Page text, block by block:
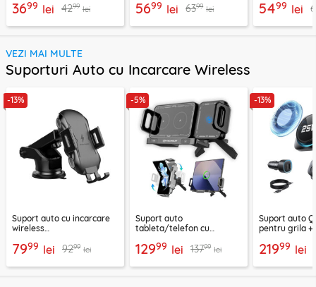
3699 lei 4299 lei 5699 lei 6399 lei 5499 lei
VEZI MAI MULTE
Suporturi Auto cu Incarcare Wireless
-13%
Suport auto cu incarcare
wireless
Techsuit, CAPD032
7999 lei 9299 lei
-5%
Suport auto
tableta/telefon cu
premium 15W, grila
Techsuit ModoDock SW1
12999 lei 13799 lei
-13%
Suport auto
pentru grila +
21999 lei